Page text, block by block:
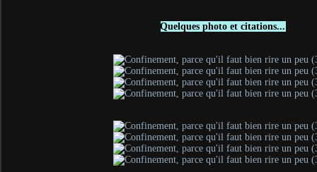
Quelques photo et citations...